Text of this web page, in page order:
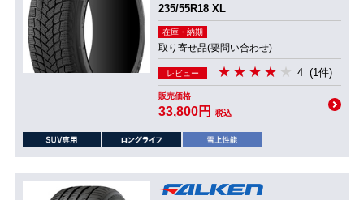
235/55R18 XL
在庫・納期
取り寄せ品(要問い合わせ)
レビュー 4 (1件)
販売価格
33,800円 税込